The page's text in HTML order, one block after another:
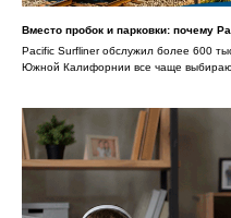
Вместо пробок и парковки: почему
Pacific Surfliner обслужил более 600
Южной Калифорнии все чаще